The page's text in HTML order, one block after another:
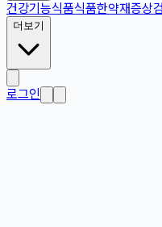
건강기능식품식품한약재증상
더보기
로그인